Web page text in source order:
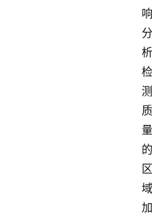
响
分
析
检
测
质
量
的
区
域
加